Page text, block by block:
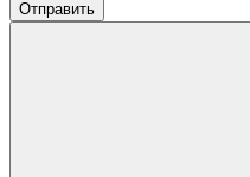
Отправить